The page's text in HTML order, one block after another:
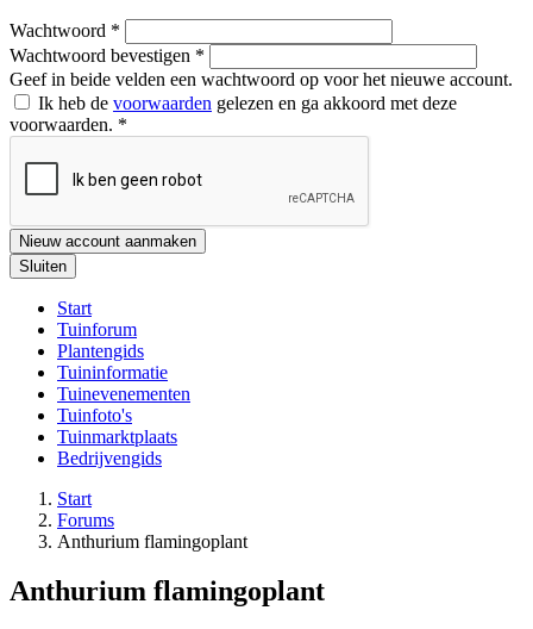
Wachtwoord *
Wachtwoord bevestigen *
Geef in beide velden een wachtwoord op voor het nieuwe account.
Ik heb de voorwaarden gelezen en ga akkoord met deze
voorwaarden. *
Nieuw account aanmaken
Sluiten
Start
Tuinforum
Plantengids
Tuininformatie
Tuinevenementen
Tuinfoto's
Tuinmarktplaats
Bedrijvengids
Start
Forums
Anthurium flamingoplant
Anthurium flamingoplant